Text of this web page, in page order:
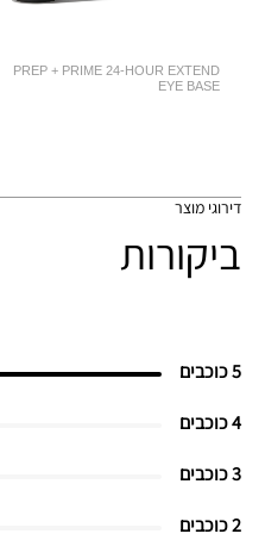
PREP + PRIME 24-HOUR EXTEND
EYE BASE
דירוגי מוצר
ביקורות
5 כוכבים
4 כוכבים
3 כוכבים
2 כוכבים